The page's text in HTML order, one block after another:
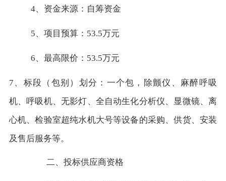
4、资金来源：自筹资金
5、项目预算：53.5万元
6、最高限价：53.5万元
7、标段（包别）划分：一个包，除颤仪、麻醉呼吸
机、呼吸机、无影灯、全自动生化分析仪、显微镜、离
心机、检验室超纯水机大号等设备的采购、供货、安装
及售后服务等。
二、投标供应商资格